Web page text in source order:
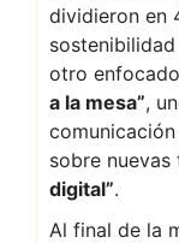
dividieron en
sostenibilidad
otro
a la mesa”,
comunicación
sobre
digital”.
Al final de la